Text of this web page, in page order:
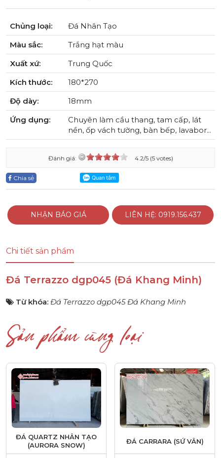
Chủng loại:
Đá Nhân Tạo
Màu sắc:
Trắng hạt màu
Xuất xứ:
Trung Quốc
Kích thước:
180*270
Độ dày:
18mm
Ứng dụng:
Chuyên làm cầu thang, tam cấp, lát
nền, ốp vách tường, bàn bếp, lavabor...
Đánh giá: 4.2/5 (5 votes)
Chia sẻ
NHẬN BÁO GIÁ LIÊN HỆ: 0919.156.437
Chi tiết sản phẩm
Đá Terrazzo dgp045 (Đá Khang Minh)
Từ khóa: Đá Terrazzo dgp045 Đá Khang Minh
Sản phẩm cùng loại
ĐÁ QUARTZ NHÂN TẠO
(AURORA SNOW)
ĐÁ CARRARA (SỨ VÂN)